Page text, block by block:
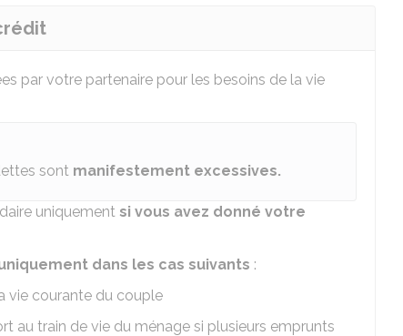
par votre partenaire pour les besoins de la vie
sont manifestement excessives.
uniquement si vous avez donné votre
dans les cas suivants :
vie courante du couple
au train de vie du ménage si plusieurs emprunts